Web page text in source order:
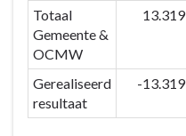
Totaal
Gemeente &
OCMW
13.319
Gerealiseerd
resultaat
-13.319